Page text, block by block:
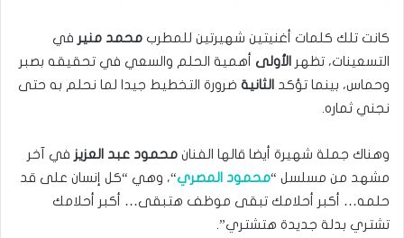
كانت تلك كلمات أغنيتين شهيرتين للمطرب محمد منير في
التسعينات، تظهر الأولى أهمية الحلم والسعي في تحقيقه بصبر
وحماس، بينما تؤكد الثانية ضرورة التخطيط جيدا لما نحلم به حتى
نجني ثماره.
وهناك جملة شهيرة أيضا قالها الفنان محمود عبد العزيز في آخر
مشهد من مسلسل “محمود المصري“، وهي “كل إنسان على قد
حلمه… أكبر أحلامك تبقى موظف هتبقى… أكبر أحلامك
تشتري بدلة جديدة هتشتري”.